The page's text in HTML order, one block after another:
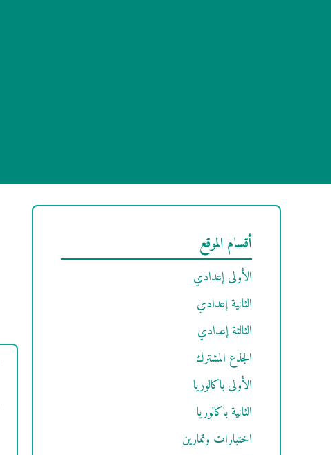
أقسام الموقع
الأولى إعدادي
الثانية إعدادي
الثالثة إعدادي
الجذع المشترك
الأولى باكالوريا
الثانية باكالوريا
اختبارات وتمارين